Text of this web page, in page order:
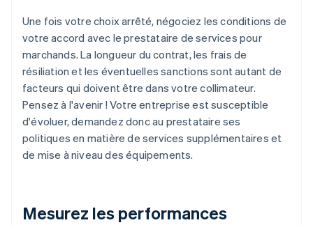
Une fois votre choix arrêté, négociez les conditions de
votre accord avec le prestataire de services pour
marchands. La longueur du contrat, les frais de
résiliation et les éventuelles sanctions sont autant de
facteurs qui doivent être dans votre collimateur.
Pensez à l'avenir ! Votre entreprise est susceptible
d'évoluer, demandez donc au prestataire ses
politiques en matière de services supplémentaires et
de mise à niveau des équipements.
Mesurez les performances